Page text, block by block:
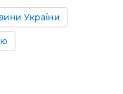
України